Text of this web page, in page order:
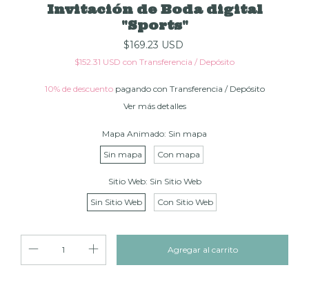
Invitación de Boda digital
"Sports"
$169.23 USD
$152.31 USD con Transferencia / Depósito
10% de descuentopagando con Transferencia / Depósito
Ver más detalles
Mapa Animado: Sin mapa
Sin mapa
Con mapa
Sitio Web: Sin Sitio Web
Sin Sitio Web
Con Sitio Web